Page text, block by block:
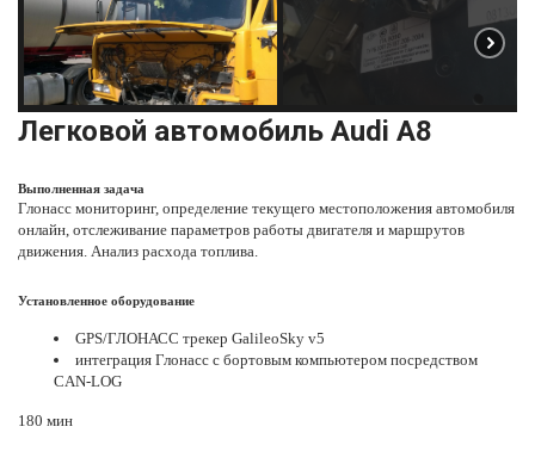
Легковой автомобиль Audi A8
Выполненная задача
Глонасс мониторинг, определение текущего местоположения автомобиля
онлайн, отслеживание параметров работы двигателя и маршрутов
движения. Анализ расхода топлива.
Установленное оборудование
GPS/ГЛОНАСС трекер GalileoSky v5
интеграция Глонасс с бортовым компьютером посредством
CAN-LOG
180 мин